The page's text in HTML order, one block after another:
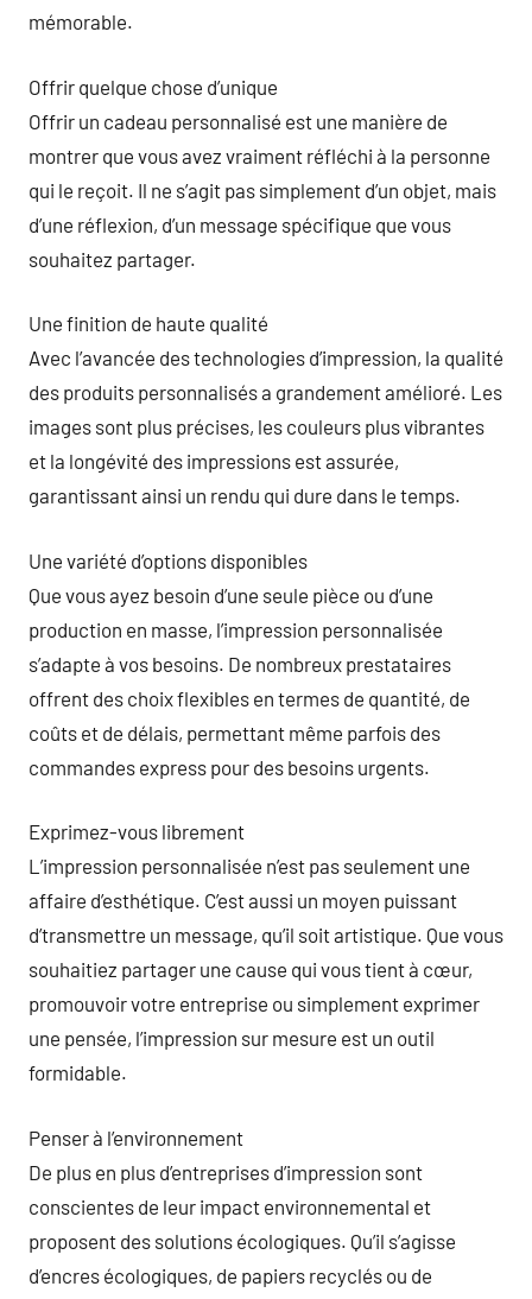
mémorable.
Offrir quelque chose d’unique
Offrir un cadeau personnalisé est une manière de
montrer que vous avez vraiment réfléchi à la personne
qui le reçoit. Il ne s’agit pas simplement d’un objet, mais
d’une réflexion, d’un message spécifique que vous
souhaitez partager.
Une finition de haute qualité
Avec l’avancée des technologies d’impression, la qualité
des produits personnalisés a grandement amélioré. Les
images sont plus précises, les couleurs plus vibrantes
et la longévité des impressions est assurée,
garantissant ainsi un rendu qui dure dans le temps.
Une variété d’options disponibles
Que vous ayez besoin d’une seule pièce ou d’une
production en masse, l’impression personnalisée
s’adapte à vos besoins. De nombreux prestataires
offrent des choix flexibles en termes de quantité, de
coûts et de délais, permettant même parfois des
commandes express pour des besoins urgents.
Exprimez-vous librement
L’impression personnalisée n’est pas seulement une
affaire d’esthétique. C’est aussi un moyen puissant
d’transmettre un message, qu’il soit artistique. Que vous
souhaitiez partager une cause qui vous tient à cœur,
promouvoir votre entreprise ou simplement exprimer
une pensée, l’impression sur mesure est un outil
formidable.
Penser à l’environnement
De plus en plus d’entreprises d’impression sont
conscientes de leur impact environnemental et
proposent des solutions écologiques. Qu’il s’agisse
d’encres écologiques, de papiers recyclés ou de